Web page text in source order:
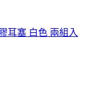
耳塞 白色 兩組入